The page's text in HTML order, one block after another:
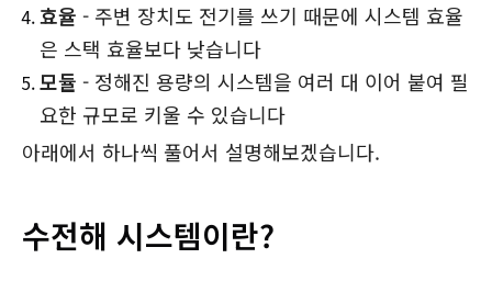
효율 - 주변 장치도 전기를 쓰기 때문에 시스템 효율
은 스택 효율보다 낮습니다
모듈 - 정해진 용량의 시스템을 여러 대 이어 붙여 필
요한 규모로 키울 수 있습니다
아래에서 하나씩 풀어서 설명해보겠습니다.
수전해 시스템이란?